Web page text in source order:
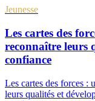
Jeunesse
Les cartes des
reconnaître leurs
confiance
Les cartes des forces :
leurs qualités et